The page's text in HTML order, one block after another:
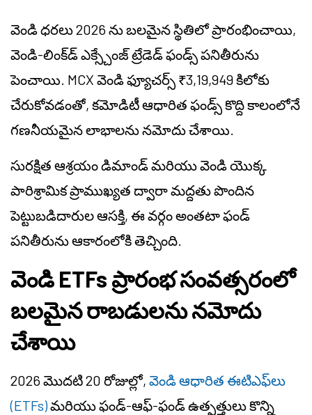
వెండి ధరలు 2026 ను బలమైన స్థితిలో ప్రారంభించాయి,
వెండి-లింక్‌డ్ ఎక్స్చేంజ్ ట్రేడెడ్ ఫండ్స్ పనితీరును
పెంచాయి. MCX వెండి ఫ్యూచర్స్ ₹3,19,949 కిలోకు
చేరుకోవడంతో, కమోడిటీ ఆధారిత ఫండ్స్ కొద్ది కాలంలోనే
గణనీయమైన లాభాలను నమోదు చేశాయి.
సురక్షిత ఆశ్రయం డిమాండ్ మరియు వెండి యొక్క
పారిశ్రామిక ప్రాముఖ్యత ద్వారా మద్దతు పొందిన
పెట్టుబడిదారుల ఆసక్తి, ఈ వర్గం అంతటా ఫండ్
పనితీరును ఆకారంలోకి తెచ్చింది.
వెండి ETFs ప్రారంభ సంవత్సరంలో
బలమైన రాబడులను నమోదు
చేశాయి
2026 మొదటి 20 రోజుల్లో, వెండి ఆధారిత ఈటిఎఫ్‌లు
(ETFs)మరియు ఫండ్-ఆఫ్-ఫండ్ ఉత్పత్తులు కొన్ని